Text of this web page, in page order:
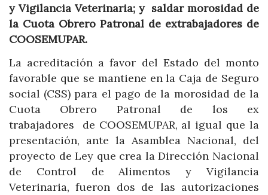
y Vigilancia Veterinaria; y saldar morosidad de
la Cuota Obrero Patronal de extrabajadores de
COOSEMUPAR.
La acreditación a favor del Estado del monto
favorable que se mantiene en la Caja de Seguro
social (CSS) para el pago de la morosidad de la
Cuota Obrero Patronal de los ex
trabajadores de COOSEMUPAR, al igual que la
presentación, ante la Asamblea Nacional, del
proyecto de Ley que crea la Dirección Nacional
de Control de Alimentos y Vigilancia
Veterinaria, fueron dos de las autorizaciones